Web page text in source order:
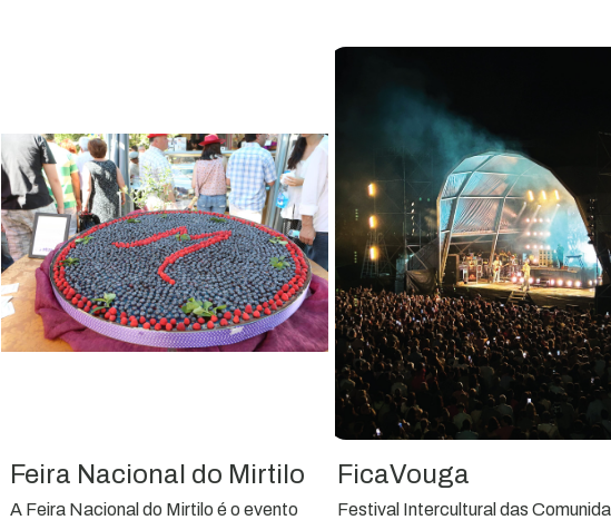
Feira Nacional do Mirtilo
A Feira Nacional do Mirtilo é o evento
FicaVouga
Festival Intercultural das